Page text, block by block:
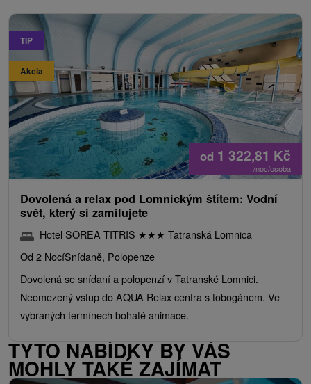
TIP
Akcia
od 1 322,81 Kč
/noc/osoba
Dovolená a relax pod Lomnickým štítem: Vodní
svět, který si zamilujete
Hotel SOREA TITRIS ★★★ Tatranská Lomnica
Od 2 NocíSnídaně, Polopenze
Dovolená se snídaní a polopenzí v Tatranské Lomnici.
Neomezený vstup do AQUA Relax centra s tobogánem. Ve
vybraných termínech bohaté animace.
TYTO NABÍDKY BY VÁS
MOHLY TAKÉ ZAJÍMAT